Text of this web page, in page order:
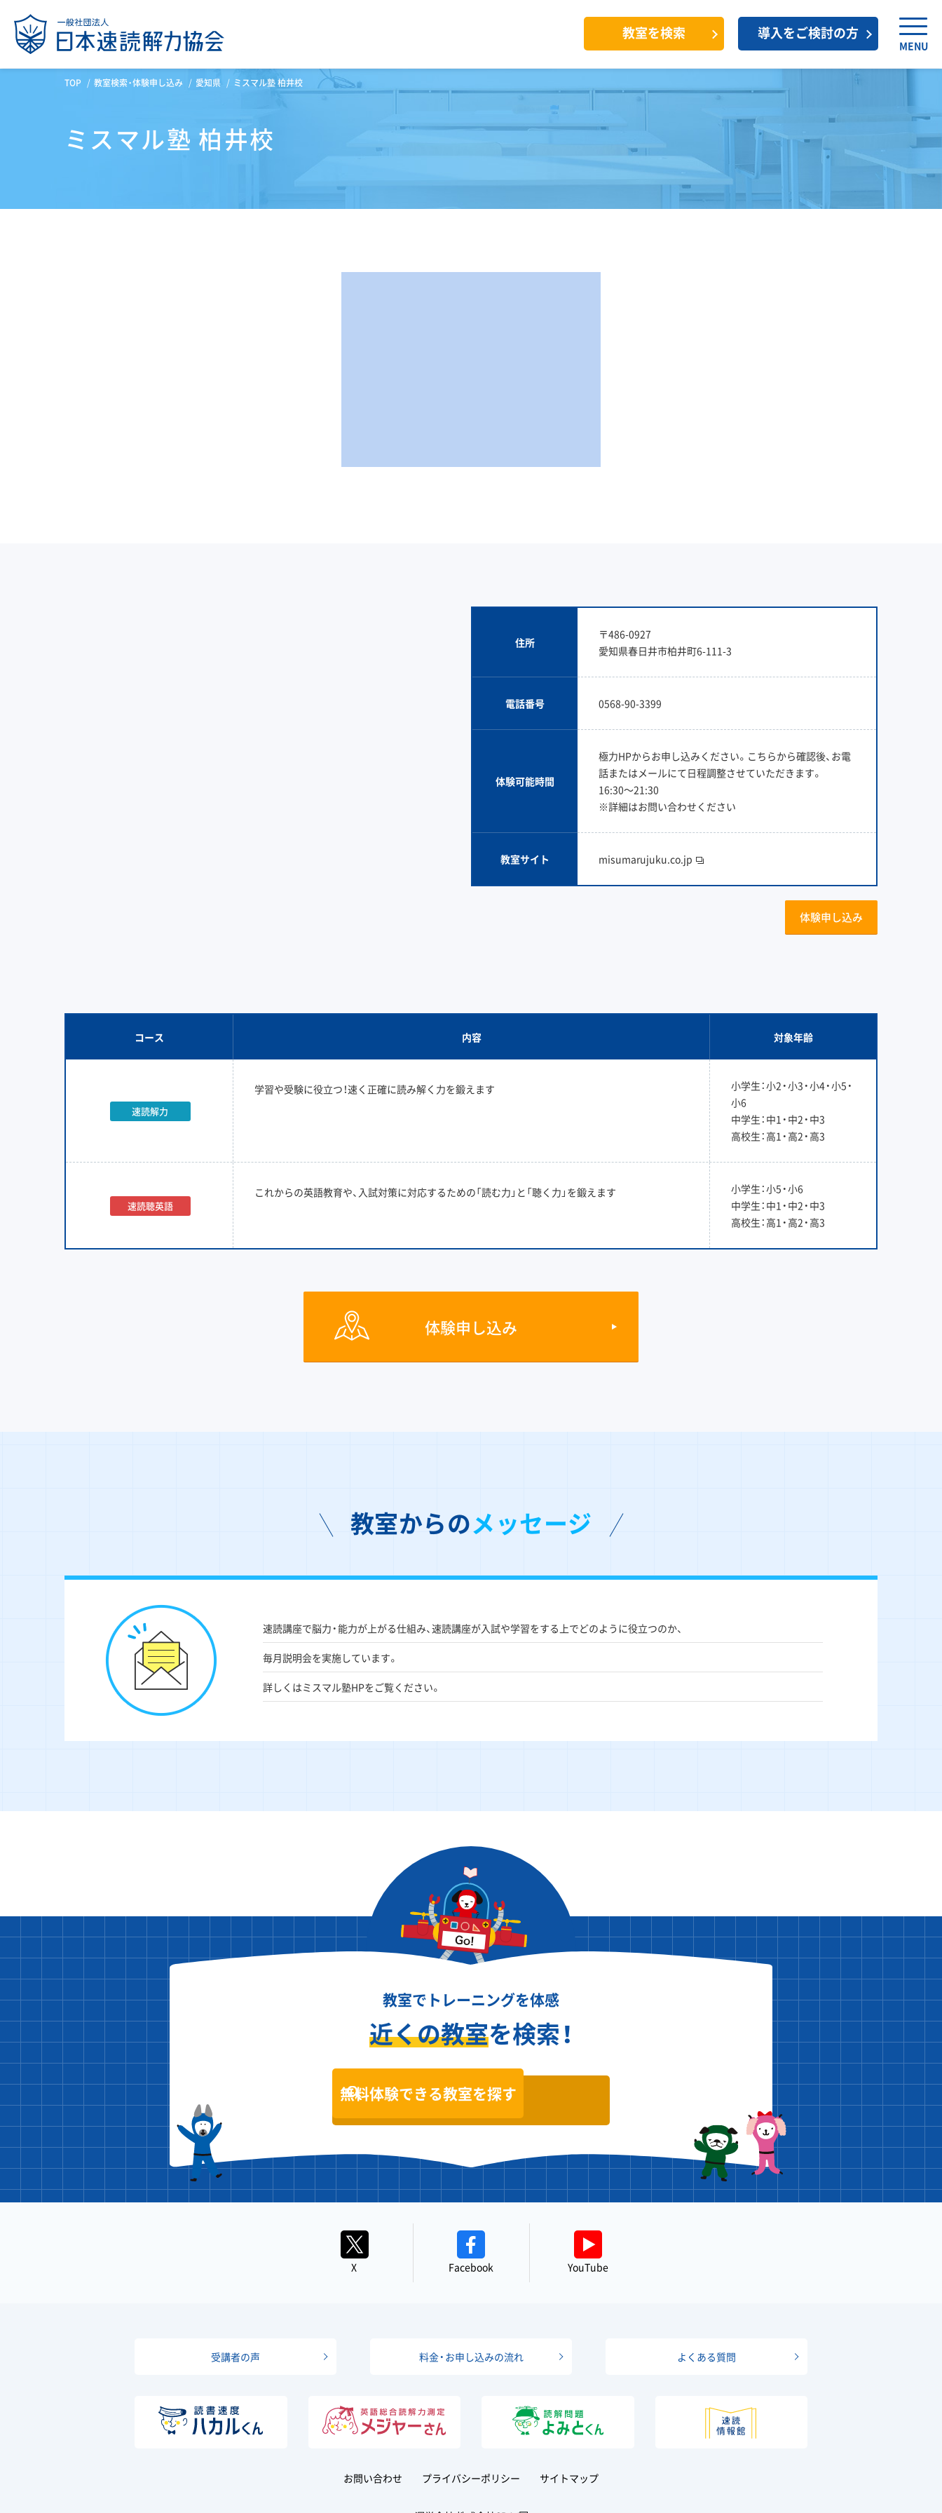
教室を検索 導入をご検討の方
MENU
TOP 教室検索・体験申し込み 愛知県 ミスマル塾 柏井校
ミスマル塾 柏井校
住所
〒486-0927
愛知県春日井市柏井町6-111-3
電話番号 0568-90-3399
体験可能時間
極力HPからお申し込みください。こちらから確認後、お電
話またはメールにて日程調整させていただきます。
16:30〜21:30
※詳細はお問い合わせください
教室サイト misumarujuku.co.jp
体験申し込み
コース 内容 対象年齢
速読解力
学習や受験に役立つ！速く正確に読み解く力を鍛えます
小学生：小2・小3・小4・小5・
小6
中学生：中1・中2・中3
高校生：高1・高2・高3
速読聴英語
これからの英語教育や、入試対策に対応するための「読む力」と「聴く力」を鍛えます
小学生：小5・小6
中学生：中1・中2・中3
高校生：高1・高2・高3
体験申し込み
教室からのメッセージ
速読講座で脳力・能力が上がる仕組み、速読講座が入試や学習をする上でどのように役立つのか、
毎月説明会を実施しています。
詳しくはミスマル塾HPをご覧ください。
教室でトレーニングを体感
近くの教室を検索！
無料体験できる教室を探す
X Facebook YouTube
受講者の声 料金・お申し込みの流れ よくある質問
お問い合わせ プライバシーポリシー サイトマップ